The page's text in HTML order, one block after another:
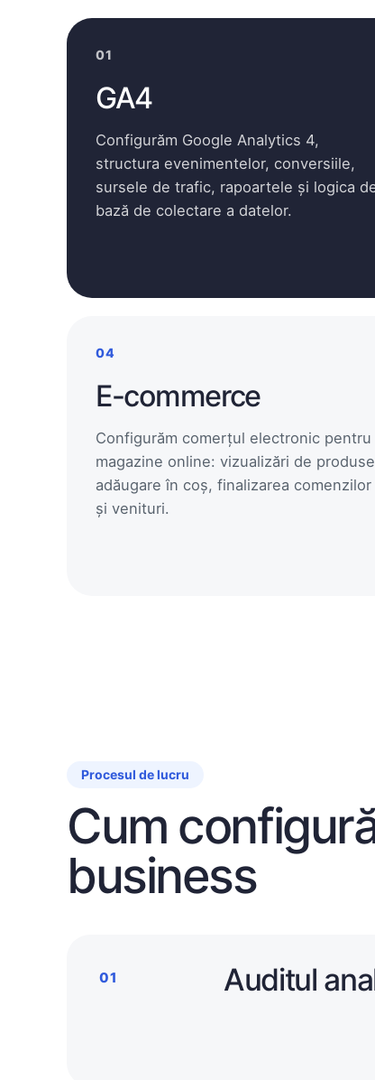
01
GA4
Configurăm Google Analytics 4,
structura evenimentelor, conversiile,
sursele de trafic, rapoartele și logica
bază de colectare a datelor.
04
E-commerce
Configurăm comerțul electronic pentru
magazine online: vizualizări de
adăugare în coș, finalizarea comenzilor
și venituri.
Procesul de lucru
Cum
business
01 Auditul